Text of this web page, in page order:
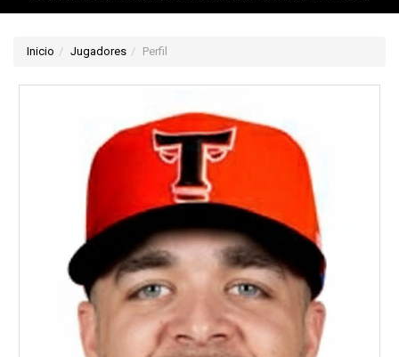
Inicio Jugadores Perfil